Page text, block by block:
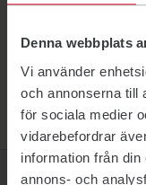
Denna webbplats
Vi använder
och annonserna till
för sociala medier
vidarebefordrar
information från
annons- och
Länk till: Schema
Schema
Logga in